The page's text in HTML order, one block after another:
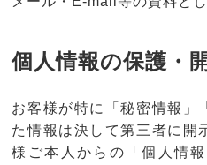
個人情報の保護・
お客様が特に「秘密情報」
た情報は決して第三者に開
様ご本人からの「個人情